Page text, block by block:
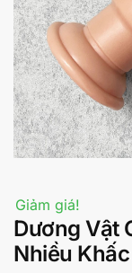
Giảm giá!
Dương Vật
Nhiều Khấc